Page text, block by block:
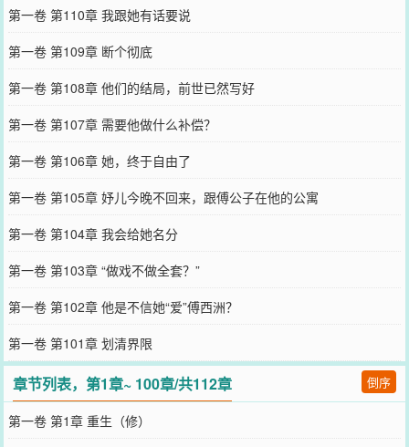
第一卷 第110章 我跟她有话要说
第一卷 第109章 断个彻底
第一卷 第108章 他们的结局，前世已然写好
第一卷 第107章 需要他做什么补偿？
第一卷 第106章 她，终于自由了
第一卷 第105章 妤儿今晚不回来，跟傅公子在他的公寓
第一卷 第104章 我会给她名分
第一卷 第103章 “做戏不做全套？”
第一卷 第102章 他是不信她“爱”傅西洲？
第一卷 第101章 划清界限
章节列表，第1章~ 100章/共112章 倒序
第一卷 第1章 重生（修）